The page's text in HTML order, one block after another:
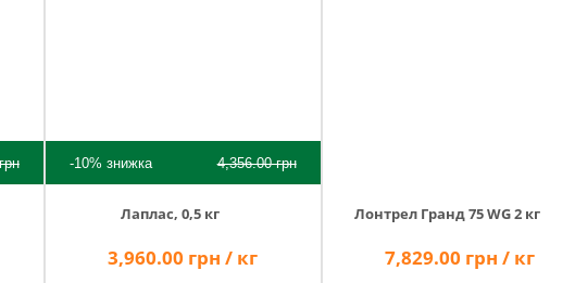
-10% знижка 4,356.00грн
Лаплас, 0,5 кг
3,960.00 грн / кг
Лонтрел Гранд 75 WG 2 кг
7,829.00 грн / кг